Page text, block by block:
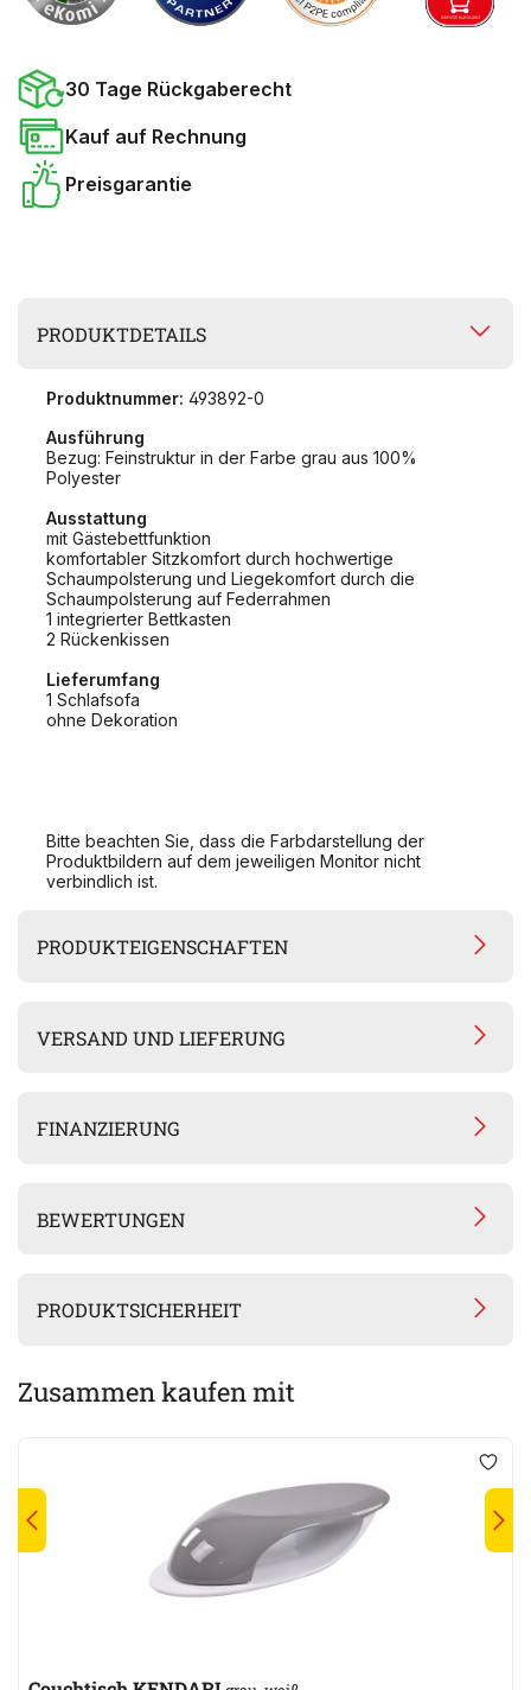
30 Tage Rückgaberecht
Kauf auf Rechnung
Preisgarantie
PRODUKTDETAILS
Produktnummer: 493892-0
Ausführung
Bezug: Feinstruktur in der Farbe grau aus 100%
Polyester
Ausstattung
mit Gästebettfunktion
komfortabler Sitzkomfort durch hochwertige
Schaumpolsterung und Liegekomfort durch die
Schaumpolsterung auf Federrahmen
1 integrierter Bettkasten
2 Rückenkissen
Lieferumfang
1 Schlafsofa
ohne Dekoration
Bitte beachten Sie, dass die Farbdarstellung der
Produktbildern auf dem jeweiligen Monitor nicht
verbindlich ist.
PRODUKTEIGENSCHAFTEN
VERSAND UND LIEFERUNG
FINANZIERUNG
BEWERTUNGEN
PRODUKTSICHERHEIT
Zusammen kaufen mit